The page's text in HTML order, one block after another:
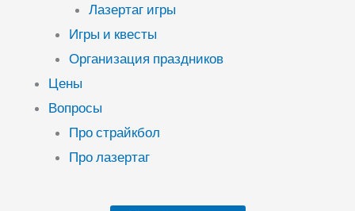
Лазертаг игры
Игры и квесты
Организация праздников
Цены
Вопросы
Про страйкбол
Про лазертаг